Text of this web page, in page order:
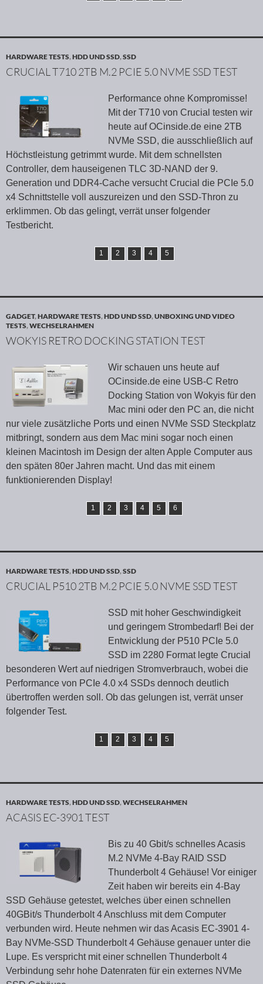
HARDWARE TESTS,HDD UND SSD,SSD
CRUCIAL T710 2TB M.2 PCIE 5.0 NVME SSD TEST
Performance ohne Kompromisse!
Mit der T710 von Crucial testen wir
heute auf OCinside.de eine 2TB
NVMe SSD, die ausschließlich auf
Höchstleistung getrimmt wurde. Mit dem schnellsten
Controller, dem hauseigenen TLC 3D-NAND der 9.
Generation und DDR4-Cache versucht Crucial die PCIe 5.0
x4 Schnittstelle voll auszureizen und den SSD-Thron zu
erklimmen. Ob das gelingt, verrät unser folgender
Testbericht.
1 2 3 4 5
GADGET,HARDWARE TESTS,HDD UND SSD,UNBOXING UND VIDEO
TESTS,WECHSELRAHMEN
WOKYIS RETRO DOCKING STATION TEST
Wir schauen uns heute auf
OCinside.de eine USB-C Retro
Docking Station von Wokyis für den
Mac mini oder den PC an, die nicht
nur viele zusätzliche Ports und einen NVMe SSD Steckplatz
mitbringt, sondern aus dem Mac mini sogar noch einen
kleinen Macintosh im Design der alten Apple Computer aus
den späten 80er Jahren macht. Und das mit einem
funktionierenden Display!
1 2 3 4 5 6
HARDWARE TESTS,HDD UND SSD,SSD
CRUCIAL P510 2TB M.2 PCIE 5.0 NVME SSD TEST
SSD mit hoher Geschwindigkeit
und geringem Strombedarf! Bei der
Entwicklung der P510 PCIe 5.0
SSD im 2280 Format legte Crucial
besonderen Wert auf niedrigen Stromverbrauch, wobei die
Performance von PCIe 4.0 x4 SSDs dennoch deutlich
übertroffen werden soll. Ob das gelungen ist, verrät unser
folgender Test.
1 2 3 4 5
HARDWARE TESTS,HDD UND SSD,WECHSELRAHMEN
ACASIS EC-3901 TEST
Bis zu 40 Gbit/s schnelles Acasis
M.2 NVMe 4-Bay RAID SSD
Thunderbolt 4 Gehäuse! Vor einiger
Zeit haben wir bereits ein 4-Bay
SSD Gehäuse getestet, welches über einen schnellen
40GBit/s Thunderbolt 4 Anschluss mit dem Computer
verbunden wird. Heute nehmen wir das Acasis EC-3901 4-
Bay NVMe-SSD Thunderbolt 4 Gehäuse genauer unter die
Lupe. Es verspricht mit einer schnellen Thunderbolt 4
Verbindung sehr hohe Datenraten für ein externes NVMe